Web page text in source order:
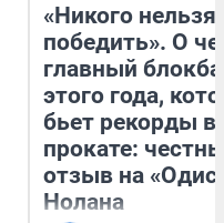
«Никого нельзя
победить». О
главный
этого года,
бьет рекорды в
прокате:
отзыв на
Нолана